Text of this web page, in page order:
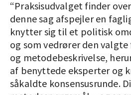
“Praksisudvalget finder
denne sag afspejler en
knytter sig til et politisk
og som vedrører den
og metodebeskrivelse,
af benyttede eksperter og
såkaldte konsensusrunde.